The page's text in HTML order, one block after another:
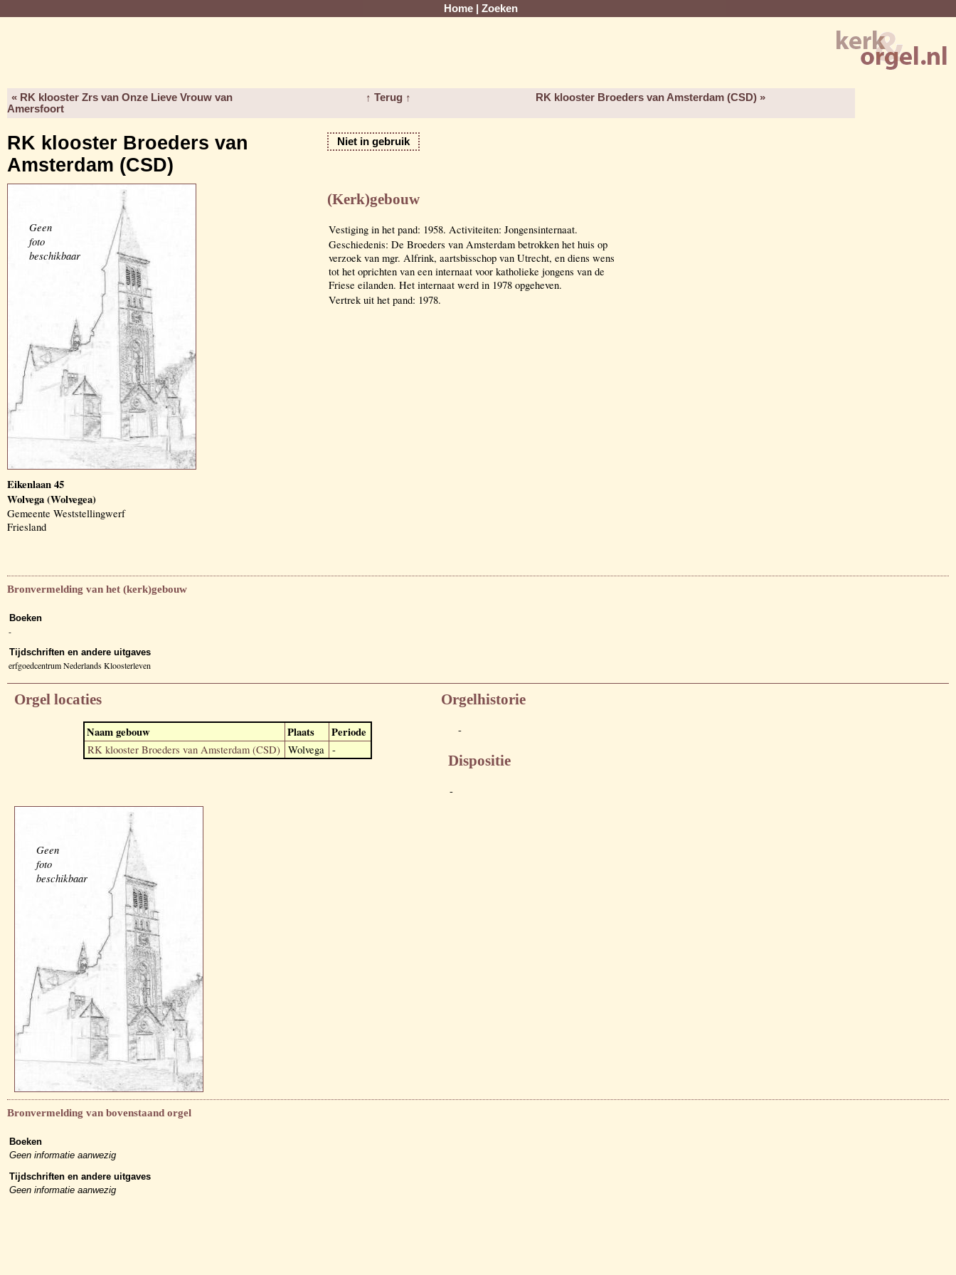
Home Zoeken
« RK klooster Zrs van Onze Lieve Vrouw van
Amersfoort
↑ Terug ↑ RK klooster Broeders van Amsterdam (CSD) »
RK klooster Broeders van
Amsterdam (CSD)
Niet in gebruik
Geen
foto
beschikbaar
Eikenlaan 45
Wolvega (Wolvegea)
Gemeente Weststellingwerf
Friesland
(Kerk)gebouw
Vestiging in het pand: 1958. Activiteiten: Jongensinternaat.
Geschiedenis: De Broeders van Amsterdam betrokken het huis op
verzoek van mgr. Alfrink, aartsbisschop van Utrecht, en diens wens
tot het oprichten van een internaat voor katholieke jongens van de
Friese eilanden. Het internaat werd in 1978 opgeheven.
Vertrek uit het pand: 1978.
Bronvermelding van het (kerk)gebouw
Boeken
-
Tijdschriften en andere uitgaves
erfgoedcentrum Nederlands Kloosterleven
Orgel locaties
Naam gebouw Plaats Periode
RK klooster Broeders van Amsterdam (CSD) Wolvega -
Orgelhistorie
-
Dispositie
-
Geen
foto
beschikbaar
Bronvermelding van bovenstaand orgel
Boeken
Geen informatie aanwezig
Tijdschriften en andere uitgaves
Geen informatie aanwezig